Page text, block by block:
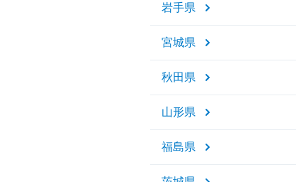
岩手県
宮城県
秋田県
山形県
福島県